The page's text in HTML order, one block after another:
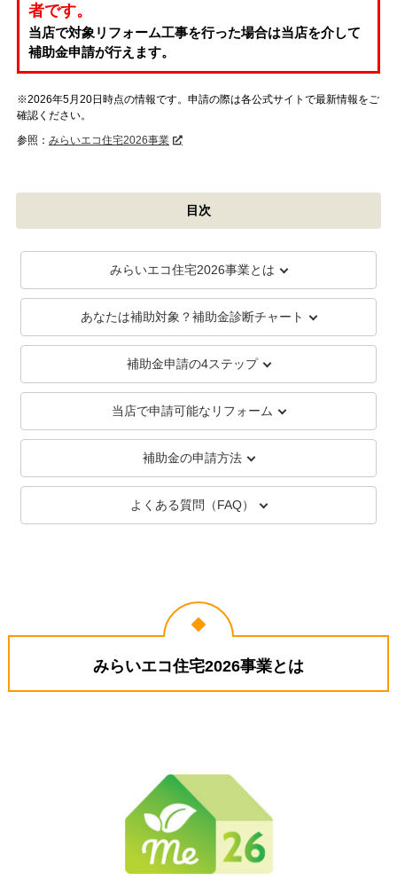
者です。
当店で対象リフォーム工事を行った場合は当店を介して
補助金申請が行えます。
※2026年5月20日時点の情報です。申請の際は各公式サイトで最新情報をご
確認ください。
参照： みらいエコ住宅2026事業
目次
みらいエコ住宅2026事業とは
あなたは補助対象？補助金診断チャート
補助金申請の4ステップ
当店で申請可能なリフォーム
補助金の申請方法
よくある質問（FAQ）
みらいエコ住宅2026事業とは